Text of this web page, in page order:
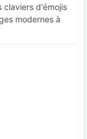
claviers d'émojis
modernes à